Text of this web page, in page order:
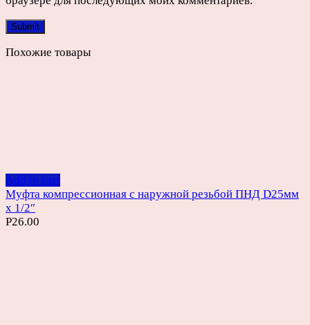
Похожие товары
Add to cart
Муфта компрессионная с наружной резьбой ПНД D25мм
х 1/2″
Р26.00